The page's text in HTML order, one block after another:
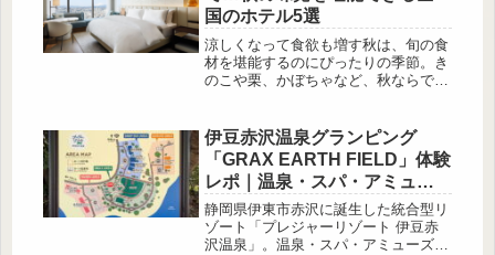
日のコーデで活躍するUNIQLOのセー
ルアイテムを厳選してご紹介します！
売り切れやサイズ欠けが出る前に、ぜ
ひお気に入りを見つけてみてくださ
い。
国のホテル5選
涼しくなって食欲も増す秋は、旬の食
材を堪能するのにぴったりの季節。き
のこや栗、かぼちゃなど、秋ならでは
食から洋食、スイーツまで、ホテルズ
ドットコムが厳選した「秋の味覚を堪
能できる全国のホテル」を5つご紹介
します。1. ウェスティンホテル横浜
（神奈川県） 出典:ホテルズドットコ
ム みなとみらいの絶景を一望できる
上質な空間が魅力のホテル。ウ...
伊豆赤沢温泉グランピング
「GRAX EARTH FIELD」体験
レポ｜温泉・スパ・アミュー
ズメントまで無料で楽しめる
関東最大級施設
静岡県伊東市赤沢に誕生した統合型リ
ゾート「プレジャーリゾート 伊豆赤
沢温泉」。温泉・スパ・アミューズメ